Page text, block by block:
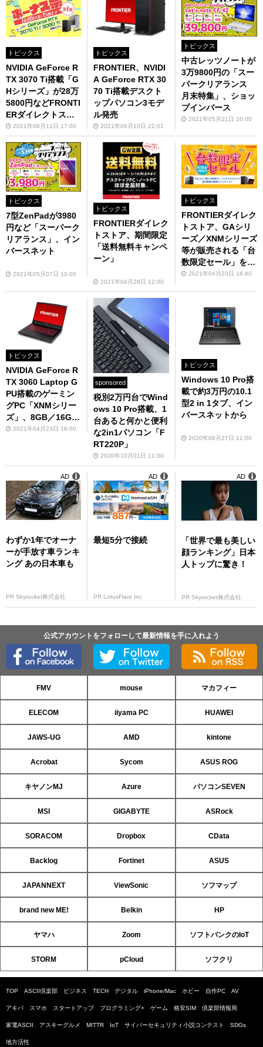
トピックス
NVIDIA GeForce R
TX 3070 Ti搭載「G
Hシリーズ」が28万
5800円などFRONTI
ERダイレクトスト
アで「ボーナス祭」
開催
2021年06月11日 17:00
トピックス
FRONTIER、NVIDI
A GeForce RTX 30
70 Ti搭載デスクト
ップパソコン3モデ
ル発売
2021年06月10日 22:01
トピックス
中古レッツノートが
3万9800円の「スー
パークリアランス
月末特集」、ショッ
プインバース
2021年05月21日 10:00
トピックス
7型ZenPadが3980
円など「スーパーク
リアランス」、イン
バースネット
2021年05月07日 10:00
トピックス
FRONTIERダイレク
トストア、期間限定
「送料無料キャンペ
ーン」
2021年04月28日 12:00
トピックス
FRONTIERダイレク
トストア、GAシリ
ーズ／XNMシリーズ
等が販売される「台
数限定セール」を開
催！2021年04月23日 16:40
トピックス
NVIDIA GeForce R
TX 3060 Laptop G
PU搭載のゲーミン
グPC「XNMシリー
ズ」、8GB／16GB
／32GBの3モデル
2021年04月23日 16:00
sponsored
税別2万円台でWind
ows 10 Pro搭載、1
台あると何かと便利
な2in1パソコン「F
RT220P」
2020年10月01日 11:00
トピックス
Windows 10 Pro搭
載で約3万円の10.1
型2 in 1タブ、イン
バースネットから
2020年08月27日 11:00
わずか1年でオーナ
ーが手放す車ランキ
ング あの日本車も
PR Skyrocket株式会社
AD
最短5分で接続
PR LotusFlare Inc
AD
「世界で最も美しい
顔ランキング」日本
人トップに驚き！
PR Skyrocket株式会社
AD
公式アカウントをフォローして最新情報を手に入れよう
FMV mouse マカフィー
ELECOM iiyama PC HUAWEI
JAWS-UG AMD kintone
Acrobat Sycom ASUS ROG
キヤノンMJ Azure パソコンSEVEN
MSI GIGABYTE ASRock
SORACOM Dropbox CData
Backlog Fortinet ASUS
JAPANNEXT ViewSonic ソフマップ
brand new ME! Belkin HP
ヤマハ Zoom ソフトバンクのIoT
STORM pCloud ソフクリ
TOP ASCII倶楽部 ビジネス TECH デジタル iPhone/Mac ホビー 自作PC AV
アキバ スマホ スタートアップ プログラミング+ ゲーム 格安SIM 倶楽部情報局
家電ASCII アスキーグルメ MITTR IoT サイバーセキュリティ小説コンテスト SDGs
地方活性